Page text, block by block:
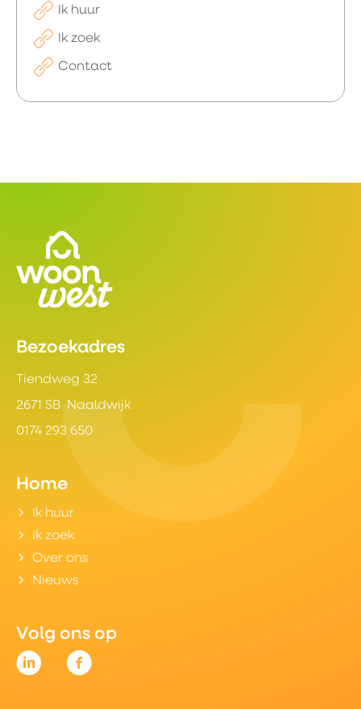
Ik huur
Ik zoek
Contact
Contactinformatie
Bezoekadres
Tiendweg 32
2671 SB Naaldwijk
0174 293 650
Home
Ik huur
Ik zoek
Over ons
Nieuws
Volg ons op